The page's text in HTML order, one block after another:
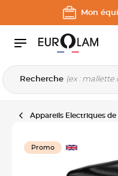
Aller au contenu
Aller à la navigation
Mon
Recherche
Appareils Electriques
Promo